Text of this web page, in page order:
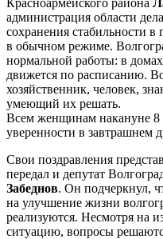
администрация области
сохранения стабильности
в обычном режиме.
нормальной работы: в
движется по расписанию.
хозяйственник, человек,
умеющий их решать.
Всем женщинам накануне 8
уверенности в завтрашнем
Свои поздравления
передал и депутат
Забеднов. Он подчеркнул,
на улучшение жизни
реализуются. Несмотря на
ситуацию, вопросы